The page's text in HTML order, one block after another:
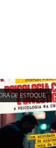
DE ESTOQUE